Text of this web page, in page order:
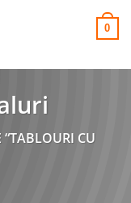
0
“TABLOURI CU